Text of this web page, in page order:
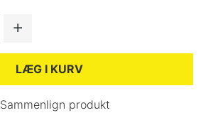
LÆG I KURV
Sammenlign produkt